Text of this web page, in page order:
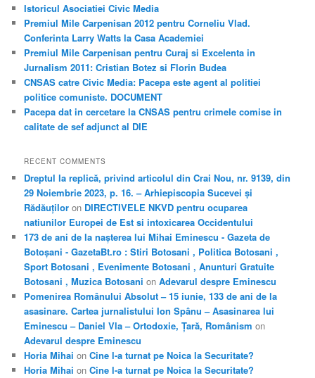
Istoricul Asociatiei Civic Media
Premiul Mile Carpenisan 2012 pentru Corneliu Vlad.
Conferinta Larry Watts la Casa Academiei
Premiul Mile Carpenisan pentru Curaj si Excelenta in
Jurnalism 2011: Cristian Botez si Florin Budea
CNSAS catre Civic Media: Pacepa este agent al politiei
politice comuniste. DOCUMENT
Pacepa dat in cercetare la CNSAS pentru crimele comise in
calitate de sef adjunct al DIE
RECENT COMMENTS
Dreptul la replică, privind articolul din Crai Nou, nr. 9139, din
29 Noiembrie 2023, p. 16. – Arhiepiscopia Sucevei și
Rădăuților on DIRECTIVELE NKVD pentru ocuparea
natiunilor Europei de Est si intoxicarea Occidentului
173 de ani de la nașterea lui Mihai Eminescu - Gazeta de
Botoșani - GazetaBt.ro : Stiri Botosani , Politica Botosani ,
Sport Botosani , Evenimente Botosani , Anunturi Gratuite
Botosani , Muzica Botosani onAdevarul despre Eminescu
Pomenirea Românului Absolut – 15 iunie, 133 de ani de la
asasinare. Cartea jurnalistului Ion Spânu – Asasinarea lui
Eminescu – Daniel Vla – Ortodoxie, Țară, Românism on
Adevarul despre Eminescu
Horia Mihai onCine l-a turnat pe Noica la Securitate?
Horia Mihai onCine l-a turnat pe Noica la Securitate?